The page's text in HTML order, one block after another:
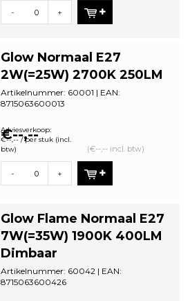
- +
Glow Normaal E27
2W(=25W) 2700K 250LM
Artikelnummer: 60001 | EAN:
8715063600013
€--,--
Adviesverkoop:
€--,-- / per stuk (incl.
btw)
(€--,-- incl. btw)
- +
Glow Flame Normaal E27
7W(=35W) 1900K 400LM
Dimbaar
Artikelnummer: 60042 | EAN:
8715063600426